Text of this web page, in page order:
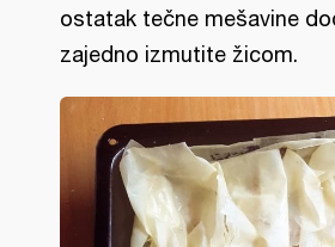
ostatak tečne mešavine
zajedno izmutite žicom.